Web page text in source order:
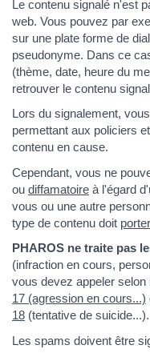
Le contenu signalé n'est
web. Vous pouvez par
sur une plate forme de
pseudonyme. Dans ce
(thème, date, heure du
retrouver le contenu
Lors du signalement,
permettant aux policiers
contenu en cause.
Cependant, vous ne
ou diffamatoire à l'égard
vous ou une autre
type de contenu doit
PHAROS ne traite pas
(infraction en cours,
vous devez appeler selon
17 (agression en cours...)
18 (tentative de suicide...).
Les spams doivent être